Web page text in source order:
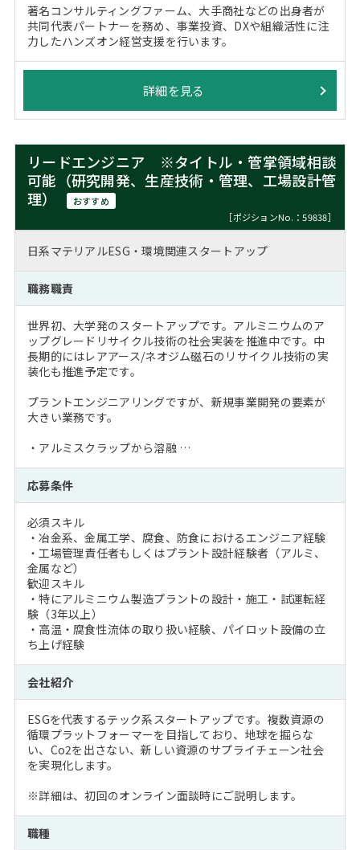
著名コンサルティングファーム、大手商社などの出身者が
共同代表パートナーを務め、事業投資、DXや組織活性に注
力したハンズオン経営支援を行います。
詳細を見る
リードエンジニア ※タイトル・管掌領域相談
可能（研究開発、生産技術・管理、工場設計管
理）
おすすめ
［ポジションNo.：59838］
日系マテリアルESG・環境関連スタートアップ
職務職責
世界初、大学発のスタートアップです。アルミニウムのア
ップグレードリサイクル技術の社会実装を推進中です。中
長期的にはレアアース/ネオジム磁石のリサイクル技術の実
装化も推進予定です。
プラントエンジニアリングですが、新規事業開発の要素が
大きい業務です。
・アルミスクラップから溶融 …
応募条件
必須スキル
・冶金系、金属工学、腐食、防食におけるエンジニア経験
・工場管理責任者もしくはプラント設計経験者（アルミ、
金属など）
歓迎スキル
・特にアルミニウム製造プラントの設計・施工・試運転経
験（3年以上）
・高温・腐食性流体の取り扱い経験、パイロット設備の立
ち上げ経験
会社紹介
ESGを代表するテック系スタートアップです。複数資源の
循環プラットフォーマーを目指しており、地球を掘らな
い、Co2を出さない、新しい資源のサプライチェーン社会
を実現化します。
※詳細は、初回のオンライン面談時にご説明します。
職種